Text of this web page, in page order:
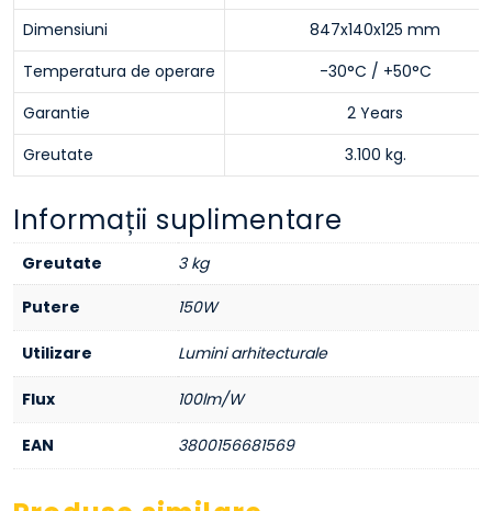
Dimensiuni
847x140x125 mm
Temperatura de operare
-30°C / +50°C
Garantie
2 Years
Greutate
3.100 kg.
Informații suplimentare
Greutate
3 kg
Putere
150W
Utilizare Lumini arhitecturale
Flux 100lm/W
EAN 3800156681569